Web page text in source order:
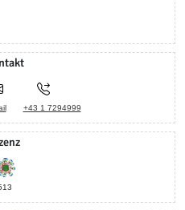
+43 1 7294999